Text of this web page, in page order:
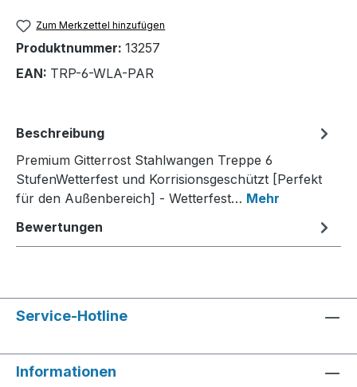
Zum Merkzettel hinzufügen
Produktnummer: 13257
EAN: TRP-6-WLA-PAR
Beschreibung
Premium Gitterrost Stahlwangen Treppe 6
StufenWetterfest und Korrisionsgeschützt [Perfekt
für den Außenbereich] - Wetterfest… Mehr
Bewertungen
Service-Hotline
Informationen